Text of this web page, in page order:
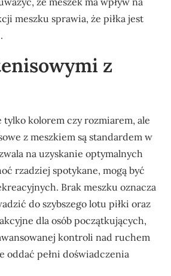
meszku sprawia, że piłka jest
z
kolorem czy rozmiarem, ale
z meszkiem są standardem w
na uzyskanie optymalnych
rzadziej spotykane, mogą być
Brak meszku oznacza
do szybszego lotu piłki oraz
dla osób początkujących,
kontroli nad ruchem
oddać pełni doświadczenia